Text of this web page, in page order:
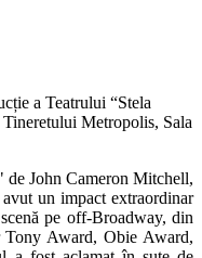
a Teatrului “Stela
Metropolis, Sala
John Cameron Mitchell,
un impact extraordinar
pe off-Broadway, din
Tony Award, Obie Award,